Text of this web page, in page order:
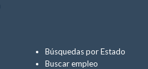
Búsquedas por Estado
Buscar empleo